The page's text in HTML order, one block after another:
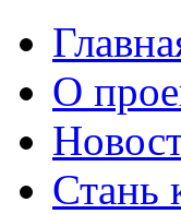
О
Стань